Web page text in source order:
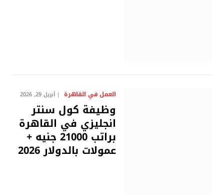
العمل في القاهرة أبريل 29, 2026
وظيفة كول سنتر
انجليزي في القاهرة
براتب 21000 جنيه +
عمولات بالدولار 2026